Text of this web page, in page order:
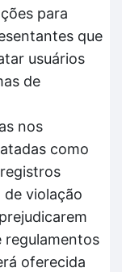
para
que
usuários
de
nos
como
violação
regulamentos
oferecida